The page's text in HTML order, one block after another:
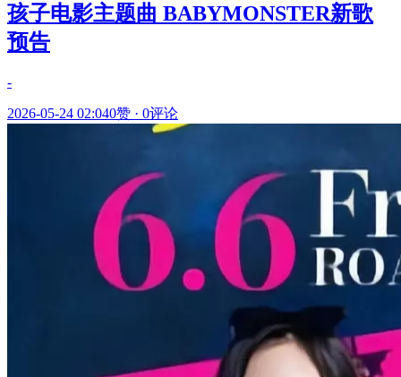
孩子电影主题曲 BABYMONSTER新歌
预告
-
2026-05-24 02:040赞 · 0评论